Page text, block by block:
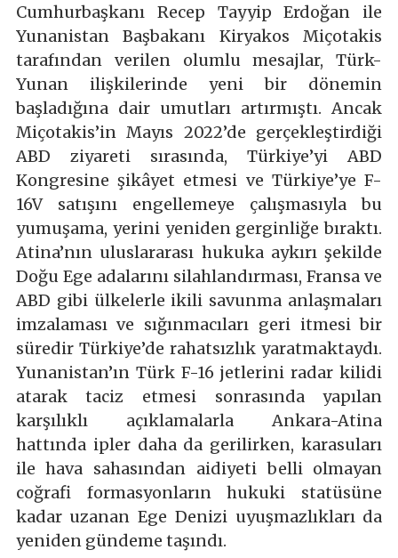
Cumhurbaşkanı Recep Tayyip Erdoğan ile
Yunanistan Başbakanı Kiryakos Miçotakis
tarafından verilen olumlu mesajlar, Türk-
Yunan ilişkilerinde yeni bir dönemin
başladığına dair umutları artırmıştı. Ancak
Miçotakis’in Mayıs 2022’de gerçekleştirdiği
ABD ziyareti sırasında, Türkiye’yi ABD
Kongresine şikâyet etmesi ve Türkiye’ye F-
16V satışını engellemeye çalışmasıyla bu
yumuşama, yerini yeniden gerginliğe bıraktı.
Atina’nın uluslararası hukuka aykırı şekilde
Doğu Ege adalarını silahlandırması, Fransa ve
ABD gibi ülkelerle ikili savunma anlaşmaları
imzalaması ve sığınmacıları geri itmesi bir
süredir Türkiye’de rahatsızlık yaratmaktaydı.
Yunanistan’ın Türk F-16 jetlerini radar kilidi
atarak taciz etmesi sonrasında yapılan
karşılıklı açıklamalarla Ankara-Atina
hattında ipler daha da gerilirken, karasuları
ile hava sahasından aidiyeti belli olmayan
coğrafi formasyonların hukuki statüsüne
kadar uzanan Ege Denizi uyuşmazlıkları da
yeniden gündeme taşındı.